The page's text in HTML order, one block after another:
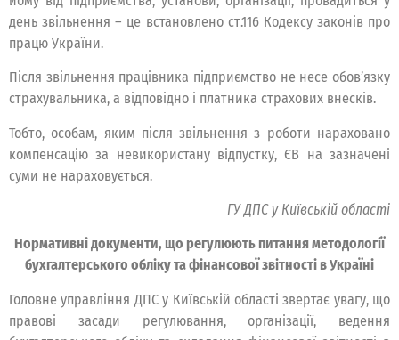
день звільнення – це встановлено ст.116 Кодексу законів про
працю України.
Після звільнення працівника підприємство не несе обов’язку
страхувальника, а відповідно і платника страхових внесків.
Тобто, особам, яким після звільнення з роботи нараховано
компенсацію за невикористану відпустку, ЄВ на зазначені
суми не нараховується.
ГУ ДПС у Київській області
Нормативні документи, що регулюють питання методології
бухгалтерського обліку та фінансової звітності в Україні
Головне управління ДПС у Київській області звертає увагу, що
правові засади регулювання, організації, ведення